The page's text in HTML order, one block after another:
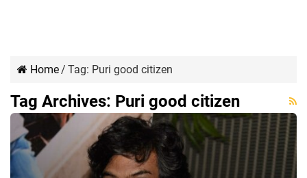
Home/ Tag: Puri good citizen
Tag Archives: Puri good citizen